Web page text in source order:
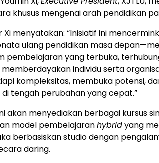
khusus mengenai arah pendidikan
Xi menyatakan: “Inisiatif ini
ulang pendidikan masa
pembelajaran yang terbuka,
memberdayakan individu serta
kompleksitas, membuka potensi,
tengah perubahan yang cepat.”
akan menyediakan berbagai kursus
model pembelajaranhybridyang
berbasiskan studio dengan
daring.